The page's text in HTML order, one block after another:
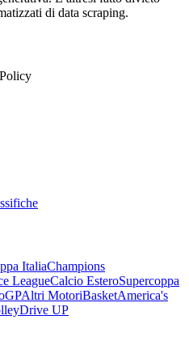
di data scraping.
ItaliaChampions
LeagueCalcio EsteroSupercoppa
Altri MotoriBasketAmerica's
Drive UP